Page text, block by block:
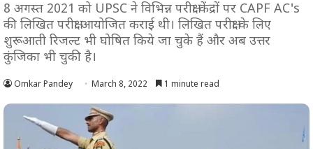
8 अगस्त 2021 को UPSC ने विभिन्न परीक्षा केंद्रों पर CAPF AC's
की लिखित परीक्षा आयोजित कराई थी। लिखित परीक्षा के लिए
शुरूआती रिजल्ट भी घोषित किये जा चुके हैं और अब उत्तर
कुंजिका भी चुकी है।
Omkar Pandey March 8, 2022 1 minute read